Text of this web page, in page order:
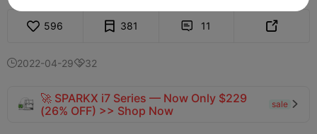
596 381  11 
2022-04-2932
🚀 SPARKX i7 Series — Now Only $229
(26% OFF) >> Shop Now
sale 